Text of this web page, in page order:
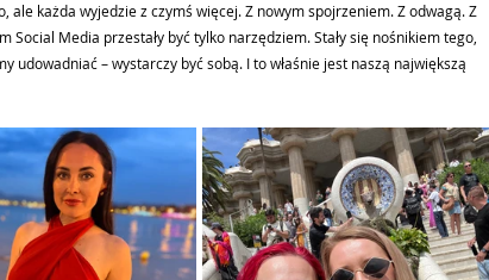
ale każda wyjedzie z czymś więcej. Z nowym spojrzeniem. Z odwagą. Z
Social Media przestały być tylko narzędziem. Stały się nośnikiem tego,
udowadniać – wystarczy być sobą. I to właśnie jest naszą największą